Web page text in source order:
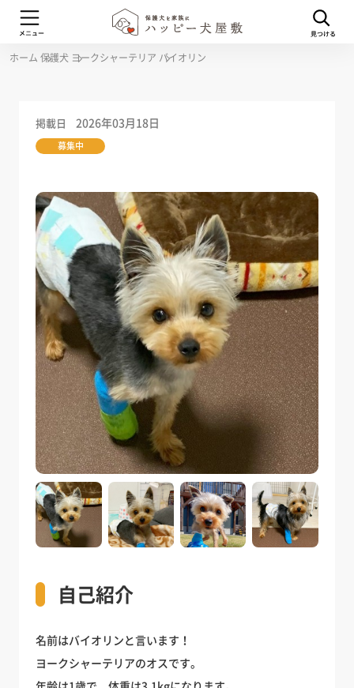
ホーム 保護犬 ヨークシャーテリア バイオリン
掲載日 2026年03月18日
募集中
自己紹介
名前はバイオリンと言います！
ヨークシャーテリアのオスです。